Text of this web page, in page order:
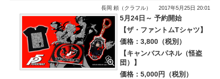
長岡 頼（クラフル） 2017年5月25日 20:01
5月24日～ 予約開始
【ザ・ファントムTシャツ】
価格：3,800（税別）
【キャンバスパネル（怪盗
団）】
価格：5,000円（税別）